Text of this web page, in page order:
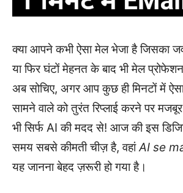
क्या आपने कभी ऐसा मेल भेजा है जिसका
या फिर घंटों मेहनत के बाद भी मेल
अब सोचिए, अगर आप कुछ ही मिनटों में
सामने वाले को तुरंत रिप्लाई करने पर
भी सिर्फ AI की मदद से! आज की इस
समय सबसे कीमती चीज़ है, वहांAI se
यह जानना बेहद ज़रूरी हो गया है।